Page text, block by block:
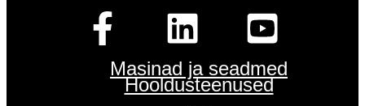
Masinad ja seadmed
Hooldusteenused